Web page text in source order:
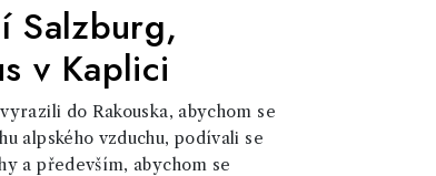
Salzburg,
v Kaplici
do Rakouska, abychom se
alpského vzduchu, podívali se
a především, abychom se